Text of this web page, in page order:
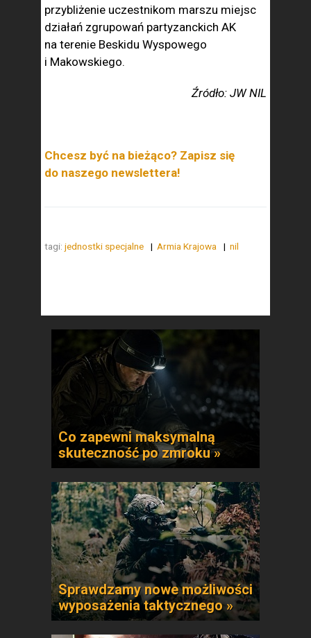
przybliżenie uczestnikom marszu miejsc
działań zgrupowań partyzanckich AK
na terenie Beskidu Wyspowego
i Makowskiego.
Źródło: JW NIL
Chcesz być na bieżąco? Zapisz się
do naszego newslettera!
tagi: jednostki specjalne Armia Krajowa nil
Co zapewni maksymalną
skuteczność po zmroku »
Sprawdzamy nowe możliwości
wyposażenia taktycznego »